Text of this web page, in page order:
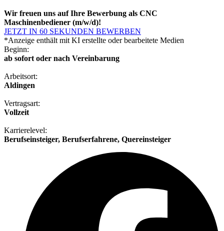
Wir freuen uns auf Ihre Bewerbung als CNC
Maschinenbediener (m/w/d)!
JETZT IN 60 SEKUNDEN BEWERBEN
*Anzeige enthält mit KI erstellte oder bearbeitete Medien
Beginn:
ab sofort oder nach Vereinbarung
Arbeitsort:
Aldingen
Vertragsart:
Vollzeit
Karrierelevel:
Berufseinsteiger, Berufserfahrene, Quereinsteiger